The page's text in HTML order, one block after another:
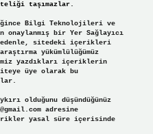
taşımazlar.
Bilgi Teknolojileri ve
onaylanmış bir Yer Sağlayıcı
sitedeki içerikleri
yükümlülüğümüz
yazdıkları içeriklerin
üye olarak bu
olduğunu düşündüğünüz
adresine
yasal süre içerisinde